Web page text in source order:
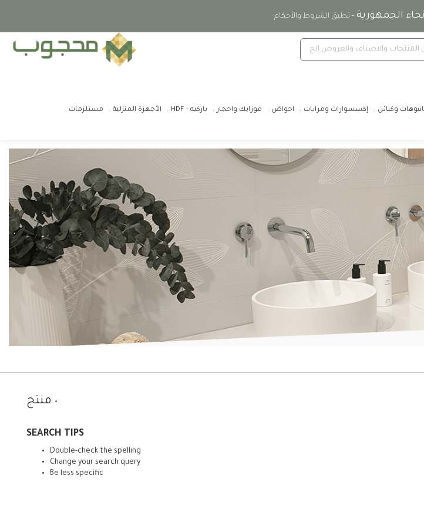
الجمهورية - تطبق الشروط والأحكام
وكبائن إكسسوارات ومرايات احواض موزايك واحجار باركيه - HDF الأجهزة المنزلية مستلزمات
٠ منتج
SEARCH TIPS
Double-check the spelling
Change your search query
Be less specific